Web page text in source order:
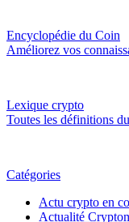
Encyclopédie du Coin
Améliorez vos
Lexique crypto
Toutes les définitions
Catégories
Actu crypto en
Actualité